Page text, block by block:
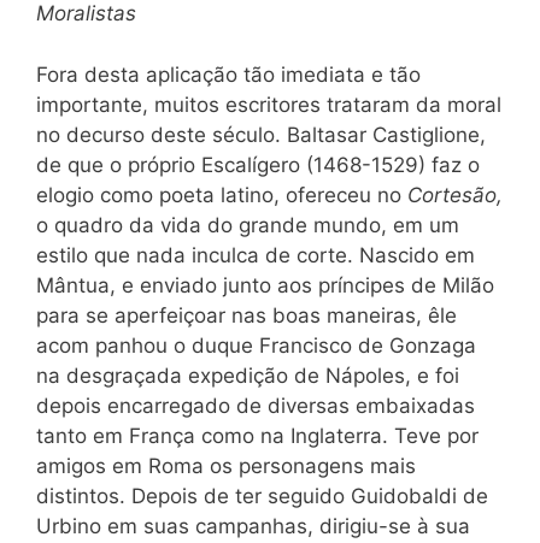
Moralistas
Fora desta aplicação tão imediata e tão
importante, muitos escritores trataram da moral
no decurso deste século. Baltasar Castiglione,
de que o próprio Escalígero (1468-1529) faz o
elogio como poeta latino, ofereceu no Cortesão,
o quadro da vida do grande mundo, em um
estilo que nada inculca de corte. Nascido em
Mântua, e enviado junto aos príncipes de Milão
para se aperfeiçoar nas boas maneiras, êle
acom panhou o duque Francisco de Gonzaga
na desgraçada expedição de Nápoles, e foi
depois encarregado de diversas embaixadas
tanto em França como na Inglaterra. Teve por
amigos em Roma os personagens mais
distintos. Depois de ter seguido Guidobaldi de
Urbino em suas campanhas, dirigiu-se à sua